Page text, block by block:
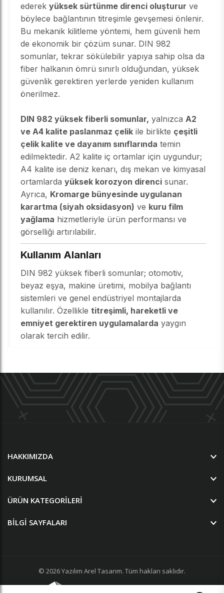
ederek yüksek sürtünme direnci oluşturur ve
böylece bağlantının titreşimle gevşemesi önlenir.
Bu mekanik kilitleme yöntemi, hem güvenli hem
de ekonomik bir çözüm sunar. DIN 982
somunlar, tekrar sökülebilir yapıya sahip olsa da
fiber halkanın ömrü sınırlı olduğundan, yüksek
güvenlik gerektiren yerlerde yeniden kullanım
önerilmez.
DIN 982 yüksek fiberli somunlar, yalnızca A2
ve A4 kalite paslanmaz çelik ile birlikte çeşitli
çelik kalite ve dayanım sınıflarında temin
edilmektedir. A2 kalite iç ortamlar için uygundur;
A4 kalite ise deniz kenarı, dış mekan ve kimyasal
ortamlarda yüksek korozyon direnci sunar.
Ayrıca, Kromarge bünyesinde uygulanan
karartma (siyah oksidasyon) ve kuru film
yağlama hizmetleriyle ürün performansı ve
görselliği artırılabilir.
Kullanım Alanları
DIN 982 yüksek fiberli somunlar; otomotiv,
beyaz eşya, makine üretimi, mobilya bağlantı
sistemleri ve genel endüstriyel montajlarda
kullanılır. Özellikle titreşimli, hareketli ve
emniyet gerektiren uygulamalarda yaygın
olarak tercih edilir.
HAKKIMIZDA
KURUMSAL
ÜRÜN KATEGORILERI
BILGI SAYFALARI
© 2026Yazılım Arel Tasarım. Tüm hakları saklıdır.